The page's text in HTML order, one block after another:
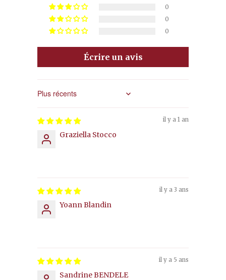
0
0
0
Écrire un avis
Sort by
il y a 1 an
Graziella Stocco
il y a 3 ans
Yoann Blandin
il y a 5 ans
Sandrine BENDELE